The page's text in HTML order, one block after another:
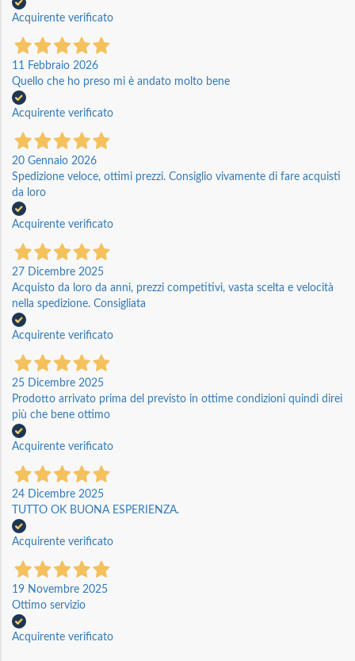
Acquirente verificato
11 Febbraio 2026
Quello che ho preso mi è andato molto bene
Acquirente verificato
20 Gennaio 2026
Spedizione veloce, ottimi prezzi. Consiglio vivamente di fare acquisti
da loro
Acquirente verificato
27 Dicembre 2025
Acquisto da loro da anni, prezzi competitivi, vasta scelta e velocità
nella spedizione. Consigliata
Acquirente verificato
25 Dicembre 2025
Prodotto arrivato prima del previsto in ottime condizioni quindi direi
più che bene ottimo
Acquirente verificato
24 Dicembre 2025
TUTTO OK BUONA ESPERIENZA.
Acquirente verificato
19 Novembre 2025
Ottimo servizio
Acquirente verificato